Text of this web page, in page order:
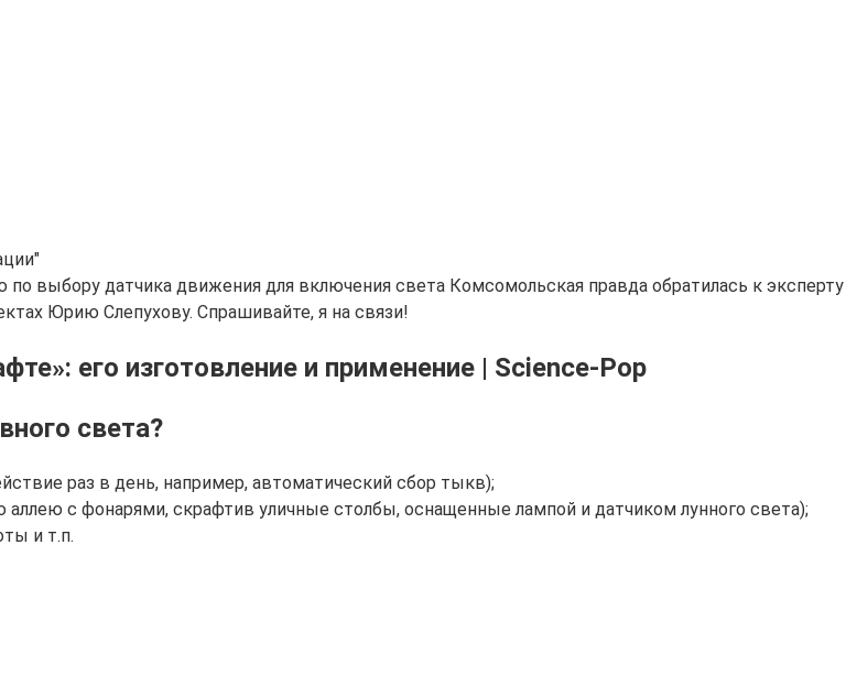
выбору датчика движения для включения света Комсомольская правда обратилась к эксперту
Юрию Слепухову. Спрашивайте, я на связи!
его изготовление и применение | Science-Pop
света?
раз в день, например, автоматический сбор тыкв);
с фонарями, скрафтив уличные столбы, оснащенные лампой и датчиком лунного света);
и т.п.